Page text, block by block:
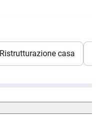
Ristrutturazione casa